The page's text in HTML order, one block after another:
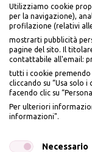
Accettiamo
Seguici sui
Utilizziamo cookie
per la navigazione),
profilazione (relativi
mostrarti pubblicità
pagine del sito. Il
contattabile all'email:
tutti i cookie premendo
cliccando su “Usa solo
facendo clic su
Per ulteriori
informazioni".
Necessario
PIÙME
IL10% DI